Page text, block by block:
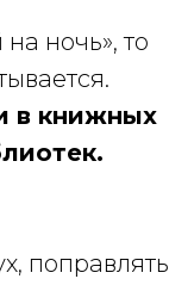
ночь», то
в книжных
поправлять